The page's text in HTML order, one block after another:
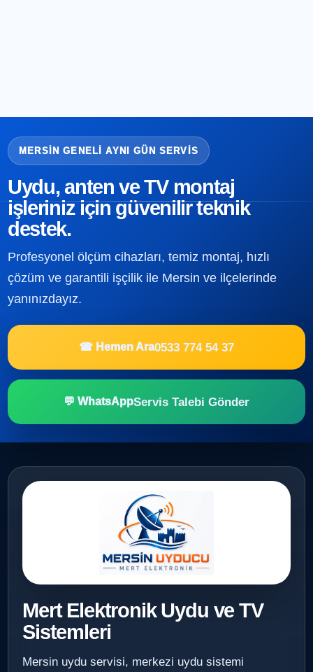
MERSIN GENELI AYNI GÜN SERVIS
Uydu, anten ve TV montaj
işleriniz için güvenilir teknik
destek.
Profesyonel ölçüm cihazları, temiz montaj, hızlı
çözüm ve garantili işçilik ile Mersin ve ilçelerinde
yanınızdayız.
☎ Hemen Ara0533 774 54 37
💬 WhatsAppServis Talebi Gönder
Mert Elektronik Uydu ve TV
Sistemleri
Mersin uydu servisi, merkezi uydu sistemi